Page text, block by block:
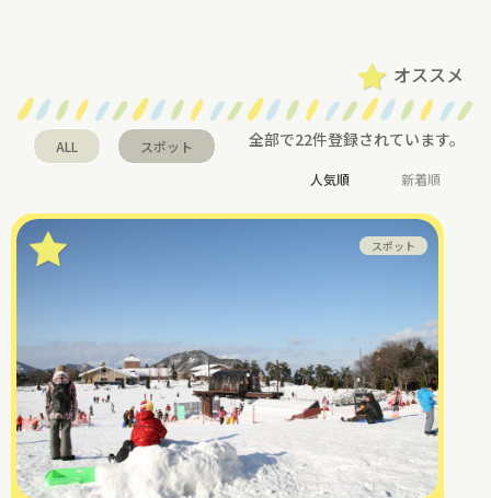
オススメ
ALL スポット 全部で22件登録されています。
人気順 新着順
スポット